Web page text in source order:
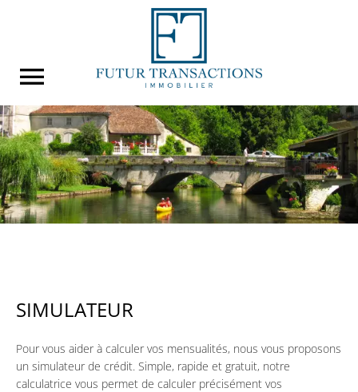
SIMULATEUR
Pour vous aider à calculer vos mensualités, nous vous proposons
un simulateur de crédit. Simple, rapide et gratuit, notre
calculatrice vous permet de calculer précisément vos